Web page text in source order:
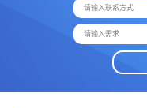
请输入联系方式
请输入需求